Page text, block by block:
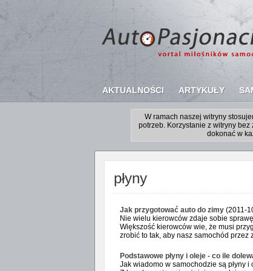
AKTUALNOŚCI ARTYKUŁY
W ramach naszej witryny
potrzeb. Korzystanie z witryny
dokonać w
płyny
Jak przygotować auto do zimy(2011-
Nie wielu kierowców zdaje sobie
Większość kierowców wie, że musi
zrobić to tak, aby nasz samochód przez
Podstawowe płyny i oleje - co ile
Jak wiadomo w samochodzie są płyny